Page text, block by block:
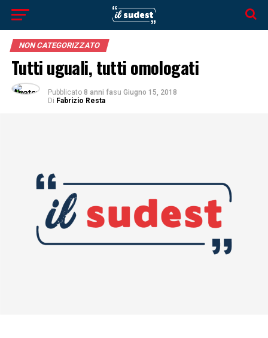
NON CATEGORIZZATO
Tutti uguali, tutti omologati
Pubblicato 8 anni fasu Giugno 15, 2018
Di Fabrizio Resta